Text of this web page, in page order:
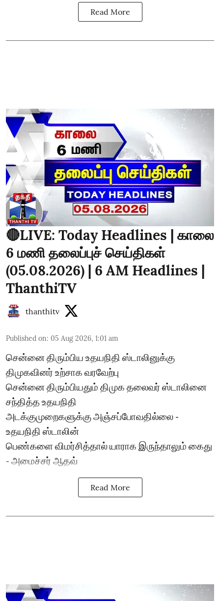
Read More
🔴LIVE: Today Headlines | காலை
6 மணி தலைப்புச் செய்திகள்
(05.08.2026) | 6 AM Headlines |
ThanthiTV
thanthitv
Published on: 05 Aug 2026, 1:01 am
சென்னை திரும்பிய உதயநிதி ஸ்டாலினுக்கு
திமுகவினர் உற்சாக வரவேற்பு
சென்னை திரும்பியதும் திமுக தலைவர் ஸ்டாலினை
சந்தித்த உதயநிதி
அடக்குமுறைகளுக்கு அஞ்சப்போவதில்லை -
உதயநிதி ஸ்டாலின்
பெண்களை விமர்சித்தால் யாராக இருந்தாலும் கைது
- அமைச்சர் ஆதவ்
Read More